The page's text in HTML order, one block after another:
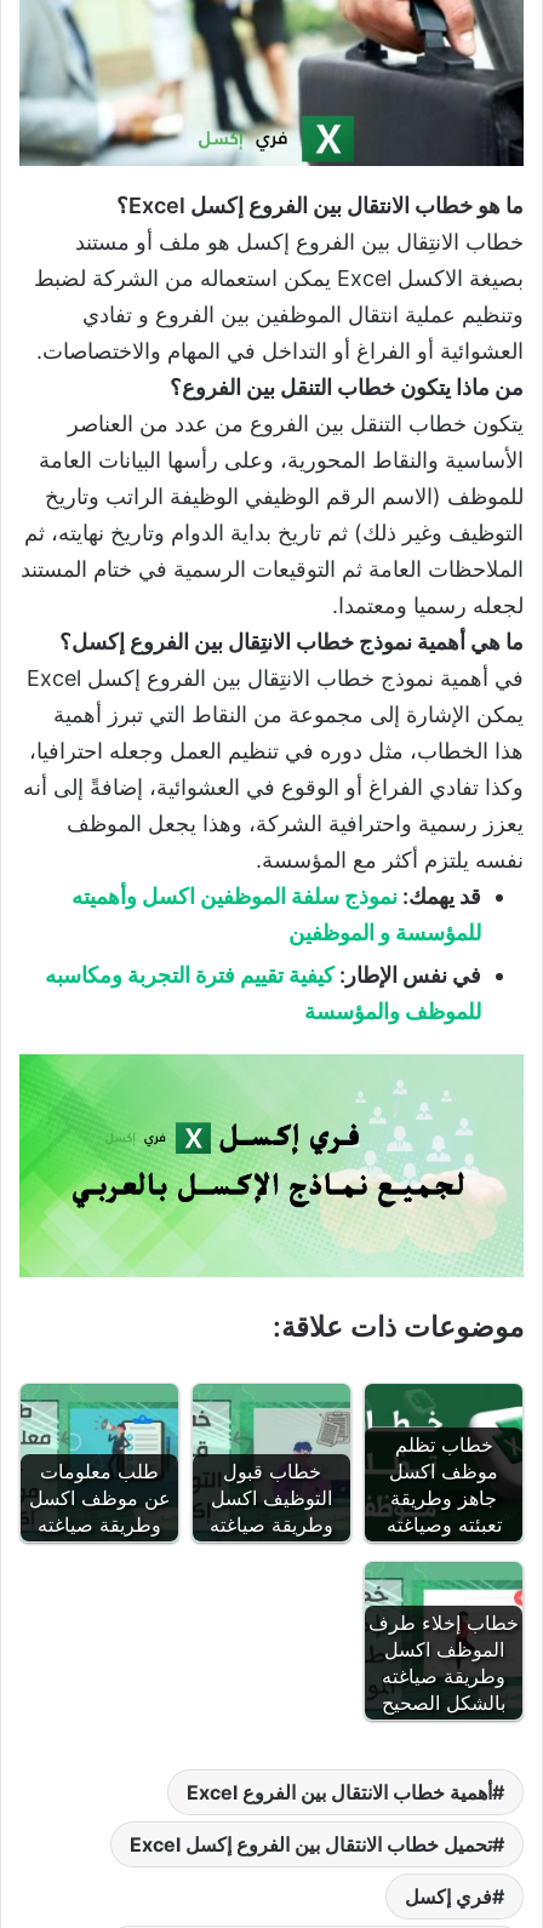
ما هو خطاب الانتقال بين الفروع إكسل Excel؟
خطاب الانتِقال بين الفروع إكسل هو ملف أو مستند
بصيغة الاكسل Excel يمكن استعماله من الشركة لضبط
وتنظيم عملية انتقال الموظفين بين الفروع و تفادي
العشوائية أو الفراغ أو التداخل في المهام والاختصاصات.
من ماذا يتكون خطاب التنقل بين الفروع؟
يتكون خطاب التنقل بين الفروع من عدد من العناصر
الأساسية والنقاط المحورية، وعلى رأسها البيانات العامة
للموظف (الاسم الرقم الوظيفي الوظيفة الراتب وتاريخ
التوظيف وغير ذلك) ثم تاريخ بداية الدوام وتاريخ نهايته، ثم
الملاحظات العامة ثم التوقيعات الرسمية في ختام المستند
لجعله رسميا ومعتمدا.
ما هي أهمية نموذج خطاب الانتِقال بين الفروع إكسل؟
في أهمية نموذج خطاب الانتِقال بين الفروع إكسل Excel
يمكن الإشارة إلى مجموعة من النقاط التي تبرز أهمية
هذا الخطاب، مثل دوره في تنظيم العمل وجعله احترافيا،
وكذا تفادي الفراغ أو الوقوع في العشوائية، إضافةً إلى أنه
يعزز رسمية واحترافية الشركة، وهذا يجعل الموظف
نفسه يلتزم أكثر مع المؤسسة.
قد يهمك: نموذج سلفة الموظفين اكسل وأهميته
للمؤسسة و الموظفين
في نفس الإطار:كيفية تقييم فترة التجربة ومكاسبه
للموظف والمؤسسة
موضوعات ذات علاقة:
خطاب تظلم
موظف اكسل
جاهز وطريقة
تعبئته وصياغته
خطاب قبول
التوظيف اكسل
وطريقة صياغته
طلب معلومات
عن موظف اكسل
وطريقة صياغته
خطاب إخلاء طرف
الموظف اكسل
وطريقة صياغته
بالشكل الصحيح
أهمية خطاب الانتقال بين الفروع Excel
تحميل خطاب الانتقال بين الفروع إكسل Excel
فري إكسل